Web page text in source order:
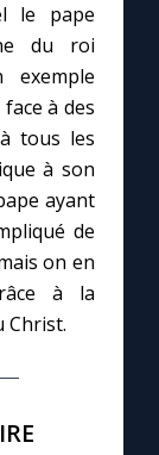
le pape
du roi
à des
tous les
à son
ayant
de
on en
à la
Christ.